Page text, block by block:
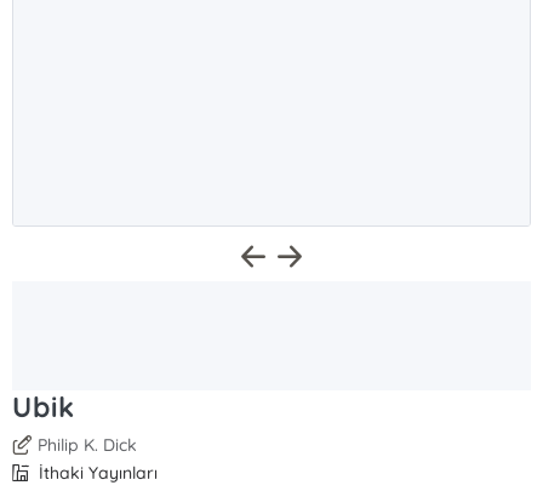
Ubik
Philip K. Dick
İthaki Yayınları